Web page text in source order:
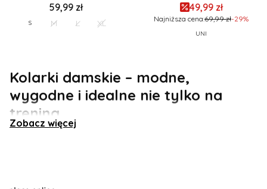
59,99 zł
S M L XL
49,99 zł
Najniższa cena:69,99 zł-29%
UNI
Kolarki damskie – modne,
wygodne i idealne nie tylko na
trening
Zobacz więcej